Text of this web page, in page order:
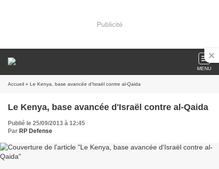
Publicité
MENU
Accueil » Le Kenya, base avancée d'Israël contre al-Qaida
Le Kenya, base avancée d'Israël contre al-Qaida
Publié le 25/09/2013 à 12:45
Par RP Defense